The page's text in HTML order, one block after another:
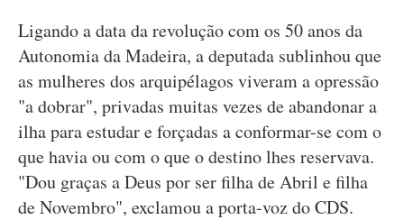
Ligando a data da revolução com os 50 anos da
Autonomia da Madeira, a deputada sublinhou que
as mulheres dos arquipélagos viveram a opressão
"a dobrar", privadas muitas vezes de abandonar a
ilha para estudar e forçadas a conformar-se com o
que havia ou com o que o destino lhes reservava.
"Dou graças a Deus por ser filha de Abril e filha
de Novembro", exclamou a porta-voz do CDS.